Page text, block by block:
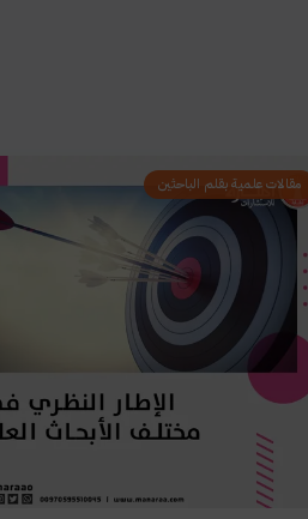
مقالات علمية بقلم الباحثين